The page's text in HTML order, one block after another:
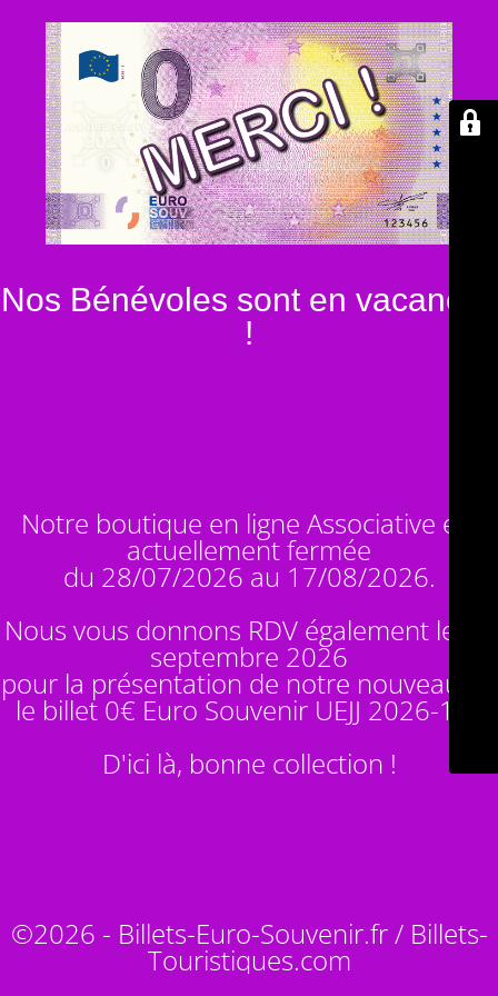
Nos Bénévoles sont en vacances
!
Notre boutique en ligne Associative est
actuellement fermée
du 28/07/2026 au 17/08/2026.
Nous vous donnons RDV également le 14
septembre 2026
pour la présentation de notre nouveauté :
le billet 0€ Euro Souvenir UEJJ 2026-10
D'ici là, bonne collection !
©2026 - Billets-Euro-Souvenir.fr / Billets-
Touristiques.com